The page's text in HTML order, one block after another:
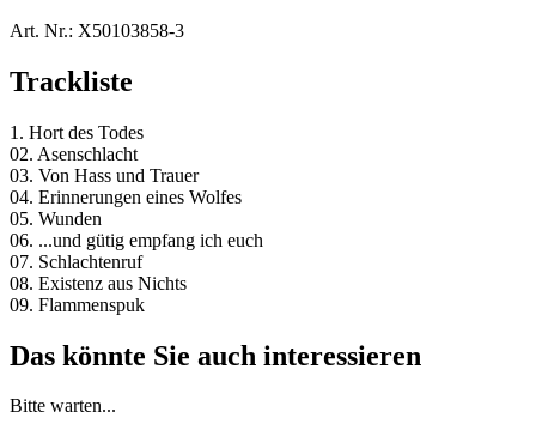
Art. Nr.: X50103858-3
Trackliste
1. Hort des Todes
02. Asenschlacht
03. Von Hass und Trauer
04. Erinnerungen eines Wolfes
05. Wunden
06. ...und gütig empfang ich euch
07. Schlachtenruf
08. Existenz aus Nichts
09. Flammenspuk
Das könnte Sie auch interessieren
Bitte warten...